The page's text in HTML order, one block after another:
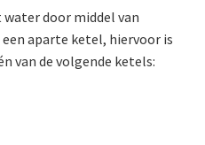
door middel van
aparte ketel, hiervoor is
van de volgende ketels: